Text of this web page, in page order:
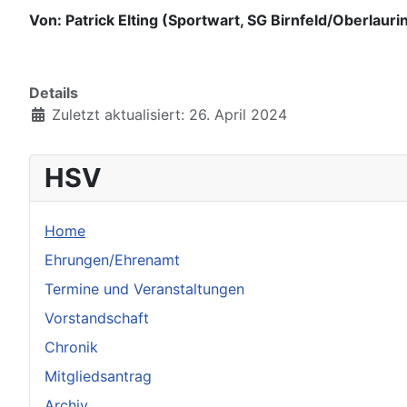
Von: Patrick Elting (Sportwart, SG Birnfeld/
Details
Zuletzt aktualisiert: 26. April 2024
HSV
Home
Ehrungen/Ehrenamt
Termine und Veranstaltungen
Vorstandschaft
Chronik
Mitgliedsantrag